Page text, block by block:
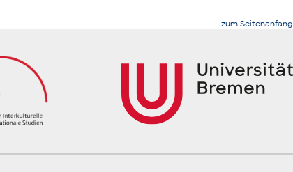
zum Seitenanfang